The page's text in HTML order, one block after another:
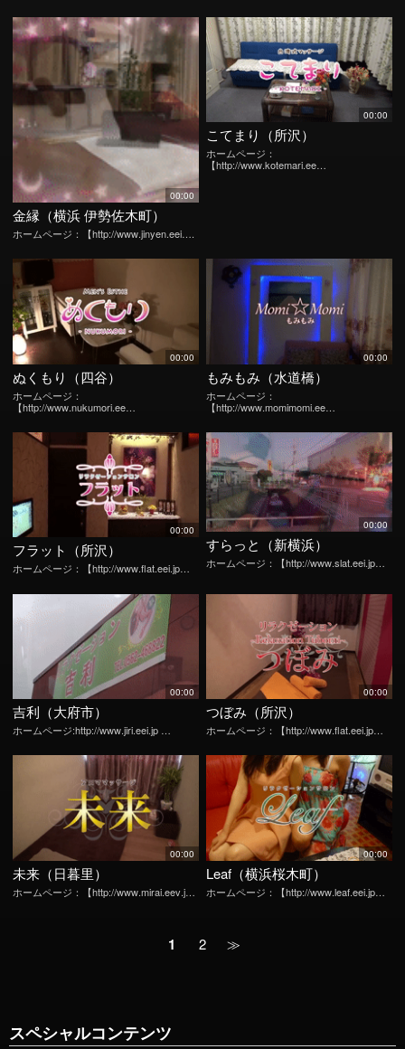
00:00
金縁（横浜 伊勢佐木町）
ホームページ：【http://www.jinyen.eei….
00:00
こてまり（所沢）
ホームページ：
【http://www.kotemari.ee…
00:00
ぬくもり（四谷）
ホームページ：
【http://www.nukumori.ee…
00:00
もみもみ（水道橋）
ホームページ：
【http://www.momimomi.ee…
00:00
フラット（所沢）
ホームページ：【http://www.flat.eei.jp…
00:00
すらっと（新横浜）
ホームページ：【http://www.slat.eei.jp…
00:00
吉利（大府市）
ホームページ:http://www.jiri.eei.jp …
00:00
つぼみ（所沢）
ホームページ：【http://www.flat.eei.jp…
00:00
未来（日暮里）
ホームページ：【http://www.mirai.eev.j…
00:00
Leaf（横浜桜木町）
ホームページ：【http://www.leaf.eei.jp…
1 2 ≫
スペシャルコンテンツ